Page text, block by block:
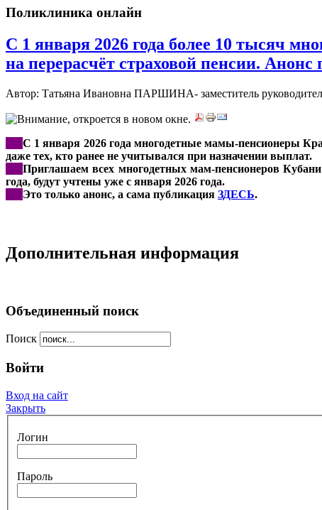
Поликлиника онлайн
С 1 января 2026 года более 10 тысяч
на перерасчёт страховой пенсии. Анонс
Автор: Татьяна Ивановна ПАРШИНА- заместитель
С 1 января 2026 года многодетные мамы-пенсионеры
даже тех, кто ранее не учитывался при назначении выплат.
Приглашаем всех многодетных мам-пенсионеров
года, будут учтены уже с января 2026 года.
Это только анонс, а сама публикация ЗДЕСЬ.
Дополнительная информация
Объединенный поиск
Поиск
Войти
Вход на сайт
Закрыть
Логин
Пароль